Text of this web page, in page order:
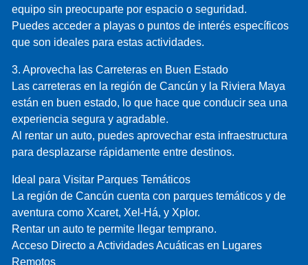
equipo sin preocuparte por espacio o seguridad.
Puedes acceder a playas o puntos de interés específicos
que son ideales para estas actividades.
3. Aprovecha las Carreteras en Buen Estado
Las carreteras en la región de Cancún y la Riviera Maya
están en buen estado, lo que hace que conducir sea una
experiencia segura y agradable.
Al rentar un auto, puedes aprovechar esta infraestructura
para desplazarse rápidamente entre destinos.
Ideal para Visitar Parques Temáticos
La región de Cancún cuenta con parques temáticos y de
aventura como Xcaret, Xel-Há, y Xplor.
Rentar un auto te permite llegar temprano.
Acceso Directo a Actividades Acuáticas en Lugares
Remotos